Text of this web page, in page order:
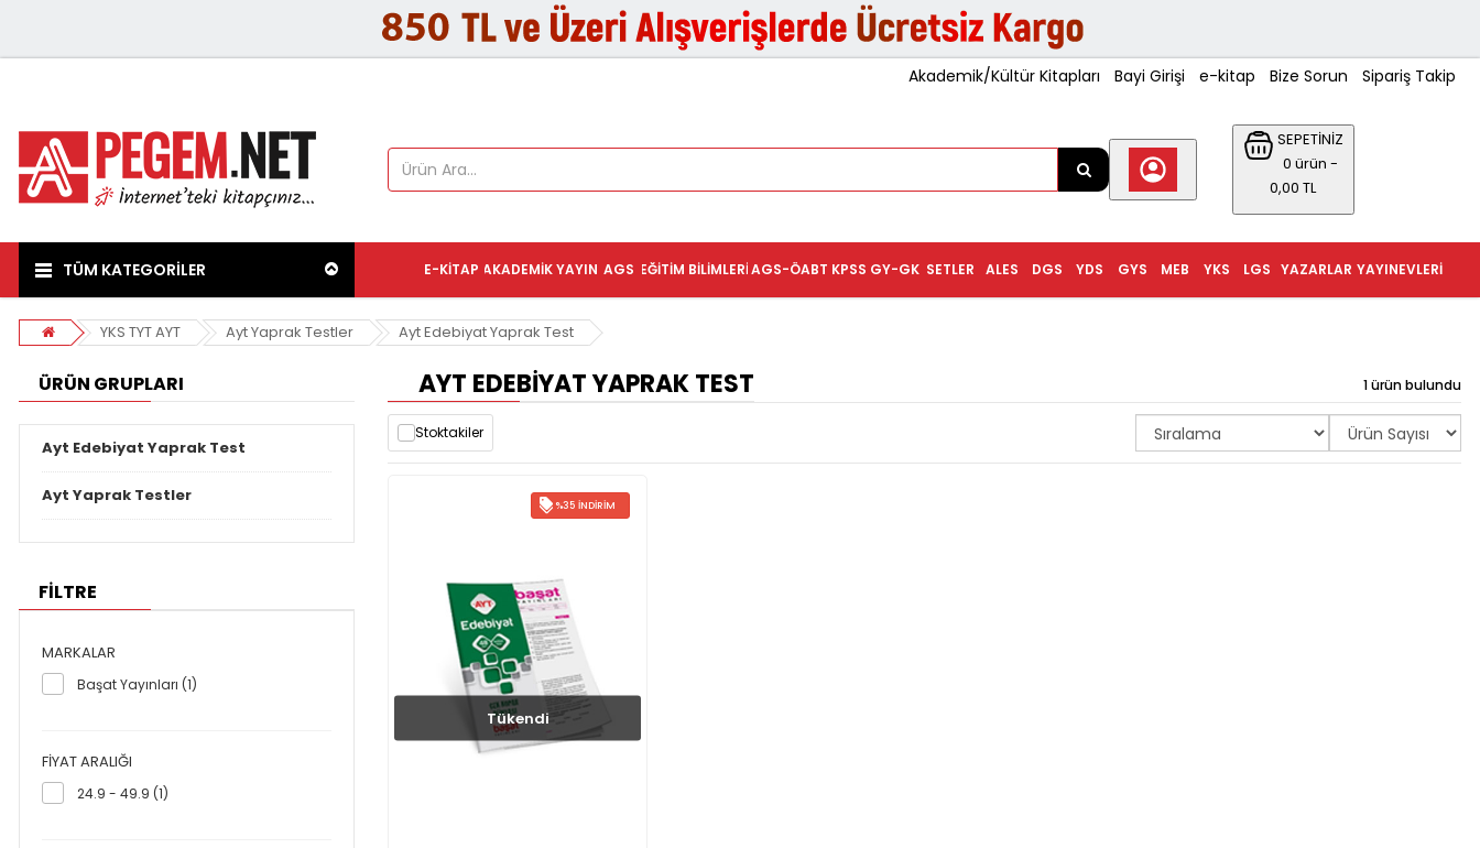
Akademik/Kültür Kitapları Bayi Girişi e-kitap Bize Sorun Sipariş Takip
SEPETİNİZ
0 ürün -
0,00 TL
TÜM KATEGORİLER YAYINEVLERI
YAZARLAR
LGS
YKS
MEB
GYS
YDS
DGS
ALES
SETLER
KPSS GY-GK
AGS-ÖABT
EĞITIM BILIMLERI
AGS
AKADEMIK YAYIN
E-KITAP
YKS TYT AYT Ayt Yaprak Testler Ayt Edebiyat Yaprak Test
ÜRÜN GRUPLARI
Ayt Edebiyat Yaprak Test
Ayt Yaprak Testler
FİLTRE
MARKALAR
Başat Yayınları (1)
FIYAT ARALIĞI
24.9 - 49.9 (1)
AYT EDEBIYAT YAPRAK TEST 1 ürün bulundu
Stoktakiler
%35 İNDIRIM
Tükendi